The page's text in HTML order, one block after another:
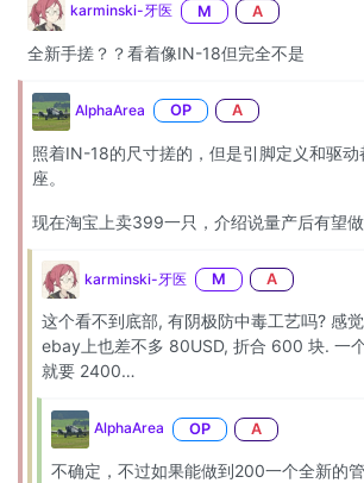
karminski-牙医 M A
全新手搓？？看着像IN-18但完全不是
AlphaArea OP A
照着IN-18的尺寸搓的，但是引脚定义和驱
座。
现在淘宝上卖399一只，介绍说量产后有望
karminski-牙医 M A
这个看不到底部, 有阴极防中毒工艺吗? 感
ebay上也差不多 80USD, 折合 600 块. 一
就要 2400…
AlphaArea OP A
不确定，不过如果能做到200一个全新的